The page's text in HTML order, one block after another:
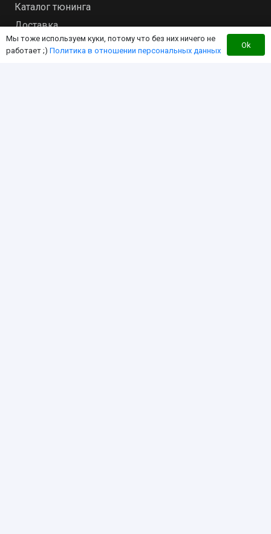
Каталог тюнинга
Доставка
Оплата
Мы тоже используем куки, потому что без них ничего не
работает ;) Политика в отношении персональных данных
Ok